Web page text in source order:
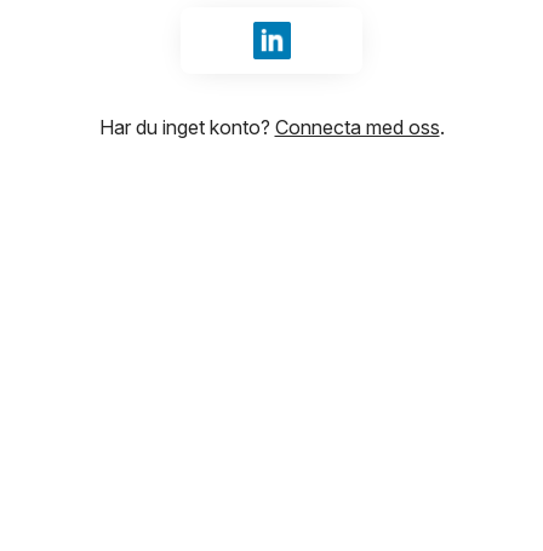
Logga in med LinkedIn
Har du inget konto? Connecta med oss.